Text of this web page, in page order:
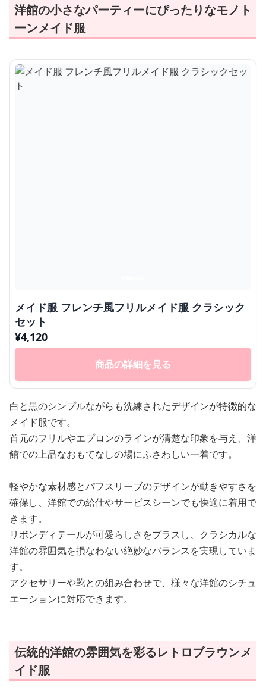
洋館の小さなパーティーにぴったりなモノト
ーンメイド服
メイド服 フレンチ風フリルメイド服 クラシック
セット
¥4,120
商品の詳細を見る
白と黒のシンプルながらも洗練されたデザインが特徴的な
メイド服です。
首元のフリルやエプロンのラインが清楚な印象を与え、洋
館での上品なおもてなしの場にふさわしい一着です。
軽やかな素材感とパフスリーブのデザインが動きやすさを
確保し、洋館での給仕やサービスシーンでも快適に着用で
きます。
リボンディテールが可愛らしさをプラスし、クラシカルな
洋館の雰囲気を損なわない絶妙なバランスを実現していま
す。
アクセサリーや靴との組み合わせで、様々な洋館のシチュ
エーションに対応できます。
伝統的洋館の雰囲気を彩るレトロブラウンメ
イド服